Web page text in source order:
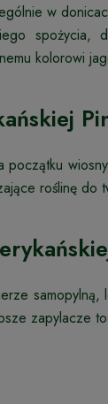
w
spożycia,
kolorowi
roślinę
zapylacze